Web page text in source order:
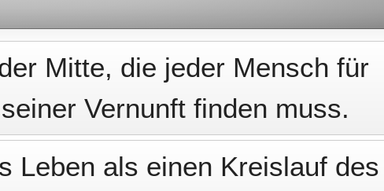
Mitte, die jeder Mensch für
Vernunft finden muss.
Leben als einen Kreislauf des